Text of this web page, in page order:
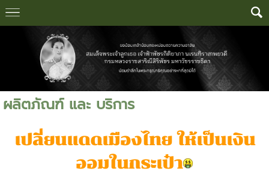
ผลิตภัณฑ์ และ บริการ
เปลี่ยนแดดเมืองไทย ให้เป็นเงิน
ออมในกระเป๋า